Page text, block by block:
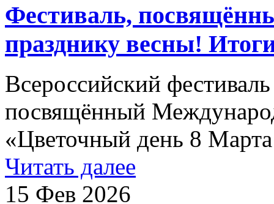
Фестиваль,
празднику весны!
Всероссийский
посвящённый
«Цветочный день 8
Читать далее
15 Фев 2026